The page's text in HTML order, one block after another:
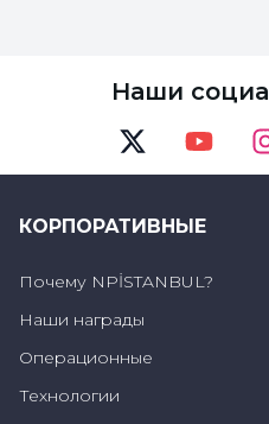
Наши
КОРПОРАТИВНЫЕ
Почему NPİSTANBUL?
Наши награды
Операционные
Технологии